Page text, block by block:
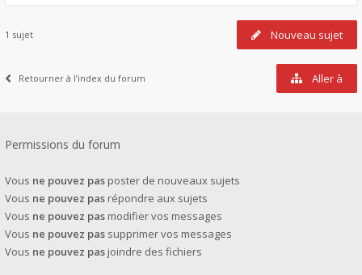
Nouveau sujet
1 sujet
Retourner à l’index du forum Aller à
Permissions du forum
Vous ne pouvez pas poster de nouveaux sujets
Vous ne pouvez pas répondre aux sujets
Vous ne pouvez pas modifier vos messages
Vous ne pouvez pas supprimer vos messages
Vous ne pouvez pas joindre des fichiers